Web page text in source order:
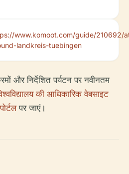
www.komoot.com/guide/210692/
landkreis-tuebingen
और निर्देशित पर्यटन पर नवीनतम
की आधिकारिक वेबसाइट
पर जाएं।